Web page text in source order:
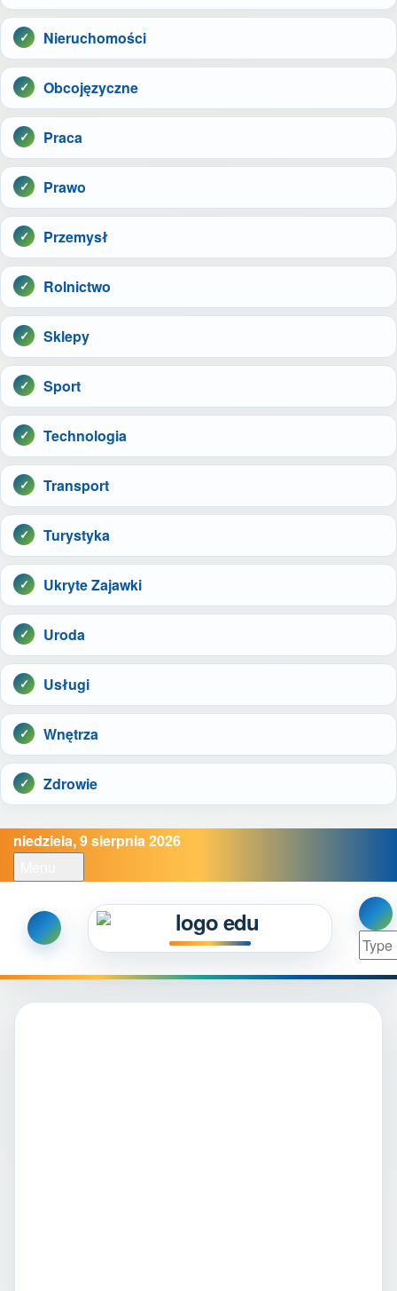
Nieruchomości
Obcojęzyczne
Praca
Prawo
Przemysł
Rolnictwo
Sklepy
Sport
Technologia
Transport
Turystyka
Ukryte Zajawki
Uroda
Usługi
Wnętrza
Zdrowie
niedziela, 9 sierpnia 2026